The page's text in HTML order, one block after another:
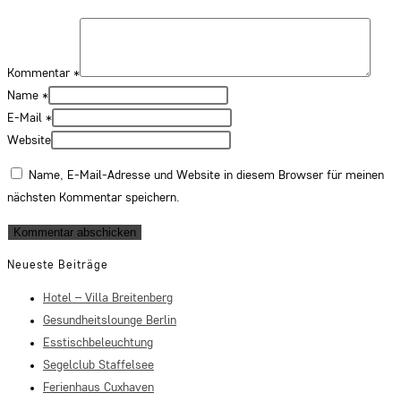
Kommentar *
Name *
E-Mail *
Website
Name, E-Mail-Adresse und Website in diesem Browser für meinen
nächsten Kommentar speichern.
Neueste Beiträge
Hotel – Villa Breitenberg
Gesundheitslounge Berlin
Esstischbeleuchtung
Segelclub Staffelsee
Ferienhaus Cuxhaven